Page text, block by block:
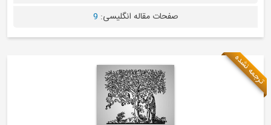
صفحات مقاله انگلیسی:9